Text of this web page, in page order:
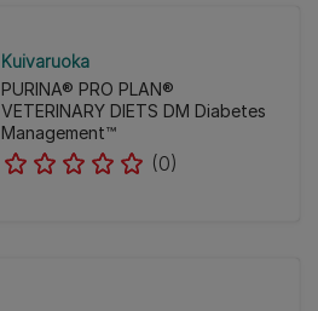
Kuivaruoka
PURINA® PRO PLAN®
VETERINARY DIETS DM Diabetes
Management™
(0)